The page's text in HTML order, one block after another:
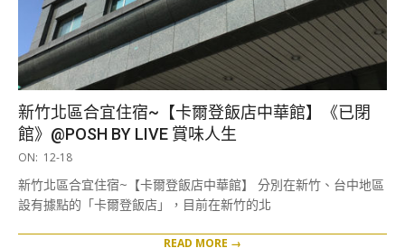
新竹北區合宜住宿~【卡爾登飯店中華館】《已閉
館》@POSH BY LIVE 賞味人生
2019-
18
ON: 12-18
新竹北區合宜住宿~【卡爾登飯店中華館】 分別在新竹、台中地區
設有據點的「卡爾登飯店」，目前在新竹的北
READ MORE →